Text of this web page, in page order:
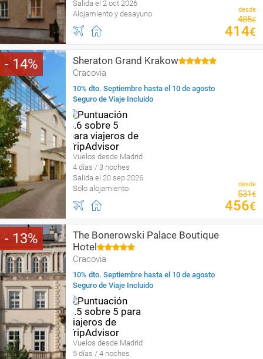
Salida el 2 oct 2026
Alojamiento y desayuno
desde
485€
414€
14 Sheraton Grand Krakow
Cracovia
10% dto. Septiembre hasta el 10 de agosto
Seguro de Viaje Incluido
Vuelos desde Madrid
4 días / 3 noches
Salida el 20 sep 2026
Sólo alojamiento
desde
531€
456€
13
The Bonerowski Palace Boutique
Hotel
Cracovia
10% dto. Septiembre hasta el 10 de agosto
Seguro de Viaje Incluido
Vuelos desde Madrid
5 días / 4 noches